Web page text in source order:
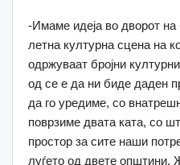
-Имаме идеја во дворот
летна културна сцена на
одржуваат бројни
од се е да ни биде даден
да го уредиме, со
поврзиме двата ката, со
простор за сите наши
луѓето од двете